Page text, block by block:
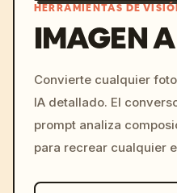
HERRAMIENTAS DE
IMAGEN
Convierte cualquier
IA detallado. El
prompt analiza
para recrear cualquier